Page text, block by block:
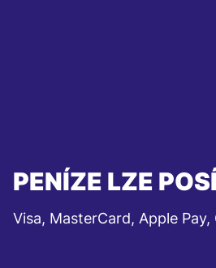
PENÍZE LZE
Visa, MasterCard, Apple Pay,